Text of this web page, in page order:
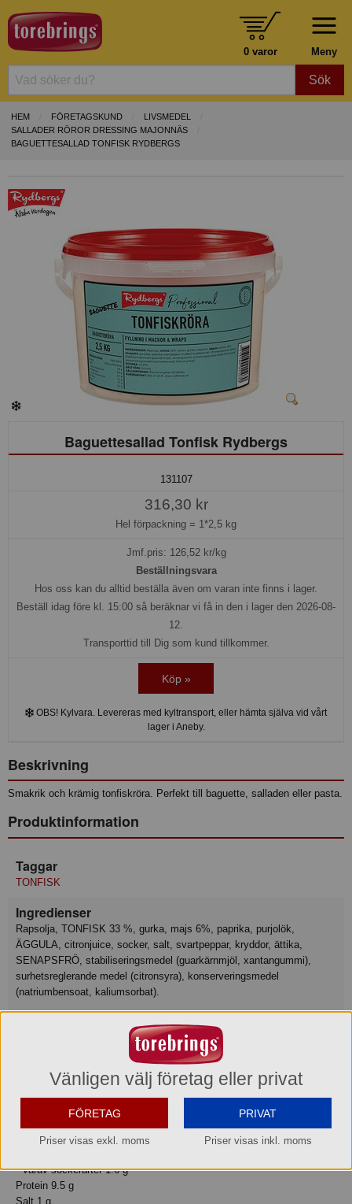
Meny
0 varor
Sök
HEM FÖRETAGSKUND
LIVSMEDEL
SALLADER RÖROR DRESSING MAJONNÄS
BAGUETTESALLAD TONFISK RYDBERGS
Baguettesallad Tonfisk Rydbergs
131107
316,30 kr
Hel förpackning = 1*2,5 kg
Jmf.pris: 126,52kr/kg
Beställningsvara
Hos oss kan du alltid beställa även om varan inte finns i lager.
Beställ idag före kl. 15:00 så beräknar vi få in den i lager den 2026-08-
12.
Transporttid till Dig som kund tillkommer.
Köp »
OBS! Kylvara. Levereras med kyltransport, eller hämta själva vid vårt
lager i Aneby.
Beskrivning
Smakrik och krämig tonfiskröra. Perfekt till baguette, salladen eller pasta.
Produktinformation
Taggar
TONFISK
Ingredienser
Rapsolja, TONFISK 33 %, gurka, majs 6%, paprika, purjolök,
ÄGGULA, citronjuice, socker, salt, svartpeppar, kryddor, ättika,
SENAPSFRÖ, stabiliseringsmedel (guarkärnmjöl, xantangummi),
surhetsreglerande medel (citronsyra), konserveringsmedel
(natriumbensoat, kaliumsorbat).
Basmängdsdeklaration: 100 Gram
Näringsvärden:
Energi 370 kcal
- Varav mättat fett 2.8 g
- Varav sockerarter 1.6 g
Protein 9.5 g
Salt 1 g
Vänligen välj företag eller privat
FÖRETAG
Priser visas exkl. moms
PRIVAT
Priser visas inkl. moms